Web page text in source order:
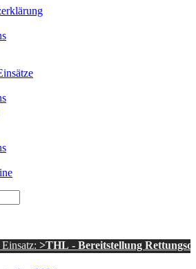
>THL - Bereitstellung Rettungsdienst -